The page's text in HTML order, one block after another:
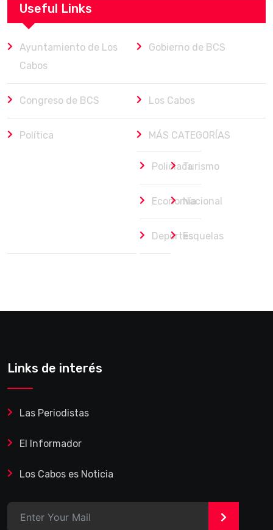
Useful Links
Ayuntamiento de Los
Cabos
Gobierno de BCS
Congreso de BCS Los Cabos
Política MÁS CATEGORÍAS
PoliciacaTurismo
EconomíaNacional
DeportesEsquelas
Links de interés
Las Periodistas
El Informador
Los Cabos es Noticia
>